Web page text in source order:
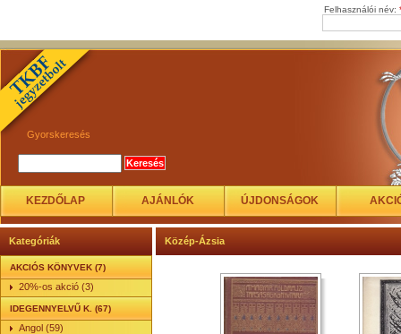
Felhasználói név:
Gyorskeresés
KEZDŐLAP AJÁNLÓK ÚJDONSÁGOK
Kategóriák
AKCIÓS KÖNYVEK (7)
20%-os akció (3)
IDEGENNYELVŰ K. (67)
Angol (59)
Közép-Ázsia